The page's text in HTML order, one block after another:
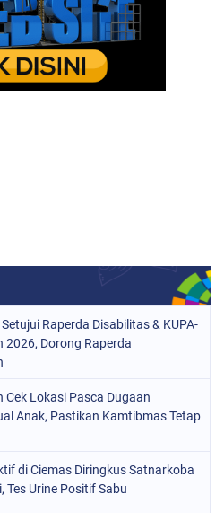
Raperda Disabilitas & KUPA-
2026, Dorong Raperda
Cek Lokasi Pasca Dugaan
Anak, Pastikan Kamtibmas Tetap
di Ciemas Diringkus Satnarkoba
Tes Urine Positif Sabu